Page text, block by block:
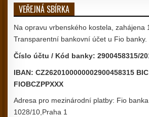
VEŘEJNÁ SBÍRKA
Na opravu vrbenského kostela, zahájena
Transparentní bankovní účet u Fio banky.
Číslo účtu / Kód banky: 2900458315/
IBAN: CZ2620100000002900458315
FIOBCZPPXXX
Adresa pro mezinárodní platby: Fio
1028/10,Praha 1